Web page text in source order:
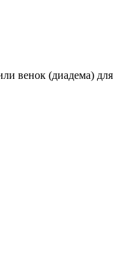
венок (диадема)